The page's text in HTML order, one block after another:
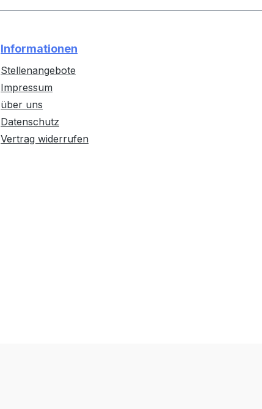
Informationen
Stellenangebote
Impressum
über uns
Datenschutz
Vertrag widerrufen